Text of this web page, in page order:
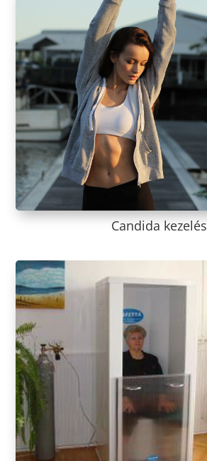
Candida kezelés